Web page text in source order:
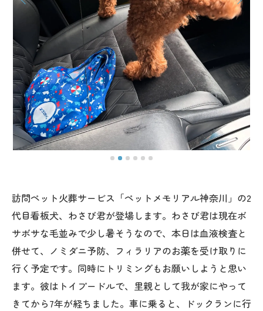
訪問ペット火葬サービス「ペットメモリアル神奈川」の2
代目看板犬、わさび君が登場します。わさび君は現在ボ
サボサな毛並みで少し暑そうなので、本日は血液検査と
併せて、ノミダニ予防、フィラリアのお薬を受け取りに
行く予定です。同時にトリミングもお願いしようと思い
ます。彼はトイプードルで、里親として我が家にやって
きてから7年が経ちました。車に乗ると、ドックランに行